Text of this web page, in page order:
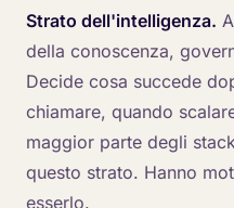
Strato dell'intelligenza.
della conoscenza,
Decide cosa succede
chiamare, quando
maggior parte degli
questo strato. Hanno
esserlo.